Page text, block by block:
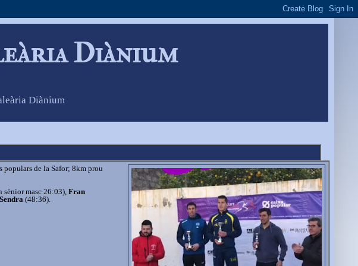
Diànium
Diànium
populars de la Safor; 8km prou
sènior masc 26:03), Fran
(48:36).